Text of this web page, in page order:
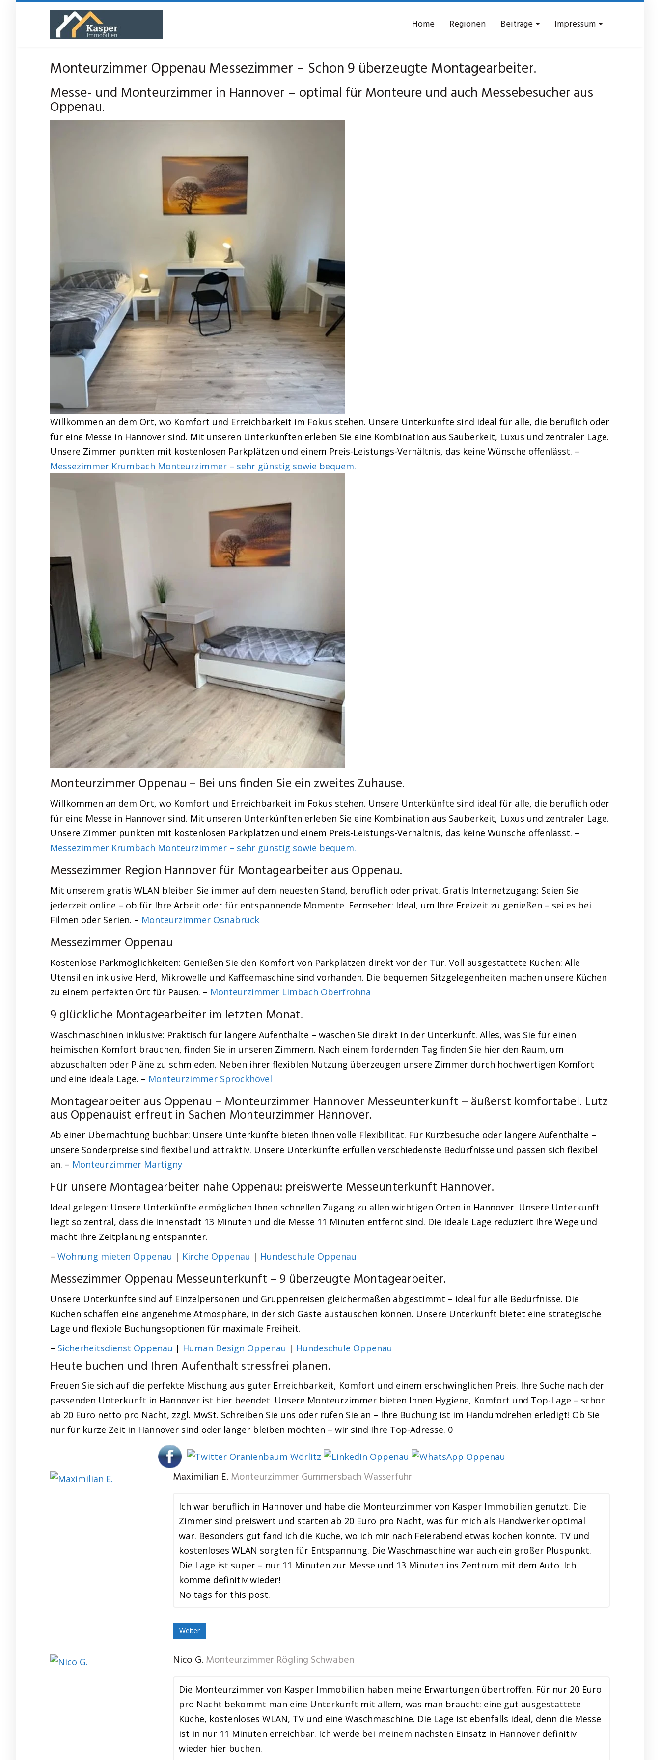
Home Regionen Beiträge Impressum
Monteurzimmer Oppenau Messezimmer – Schon 9 überzeugte Montagearbeiter.
Messe- und Monteurzimmer in Hannover – optimal für Monteure und auch Messebesucher aus
Oppenau.
Willkommen an dem Ort, wo Komfort und Erreichbarkeit im Fokus stehen. Unsere Unterkünfte sind ideal für alle, die beruflich oder
für eine Messe in Hannover sind. Mit unseren Unterkünften erleben Sie eine Kombination aus Sauberkeit, Luxus und zentraler Lage.
Unsere Zimmer punkten mit kostenlosen Parkplätzen und einem Preis-Leistungs-Verhältnis, das keine Wünsche offenlässt. –
Messezimmer Krumbach Monteurzimmer – sehr günstig sowie bequem.
Monteurzimmer Oppenau – Bei uns finden Sie ein zweites Zuhause.
Willkommen an dem Ort, wo Komfort und Erreichbarkeit im Fokus stehen. Unsere Unterkünfte sind ideal für alle, die beruflich oder
für eine Messe in Hannover sind. Mit unseren Unterkünften erleben Sie eine Kombination aus Sauberkeit, Luxus und zentraler Lage.
Unsere Zimmer punkten mit kostenlosen Parkplätzen und einem Preis-Leistungs-Verhältnis, das keine Wünsche offenlässt. –
Messezimmer Krumbach Monteurzimmer – sehr günstig sowie bequem.
Messezimmer Region Hannover für Montagearbeiter aus Oppenau.
Mit unserem gratis WLAN bleiben Sie immer auf dem neuesten Stand, beruflich oder privat. Gratis Internetzugang: Seien Sie
jederzeit online – ob für Ihre Arbeit oder für entspannende Momente. Fernseher: Ideal, um Ihre Freizeit zu genießen – sei es bei
Filmen oder Serien. – Monteurzimmer Osnabrück
Messezimmer Oppenau
Kostenlose Parkmöglichkeiten: Genießen Sie den Komfort von Parkplätzen direkt vor der Tür. Voll ausgestattete Küchen: Alle
Utensilien inklusive Herd, Mikrowelle und Kaffeemaschine sind vorhanden. Die bequemen Sitzgelegenheiten machen unsere Küchen
zu einem perfekten Ort für Pausen. – Monteurzimmer Limbach Oberfrohna
9 glückliche Montagearbeiter im letzten Monat.
Waschmaschinen inklusive: Praktisch für längere Aufenthalte – waschen Sie direkt in der Unterkunft. Alles, was Sie für einen
heimischen Komfort brauchen, finden Sie in unseren Zimmern. Nach einem fordernden Tag finden Sie hier den Raum, um
abzuschalten oder Pläne zu schmieden. Neben ihrer flexiblen Nutzung überzeugen unsere Zimmer durch hochwertigen Komfort
und eine ideale Lage. – Monteurzimmer Sprockhövel
Montagearbeiter aus Oppenau – Monteurzimmer Hannover Messeunterkunft – äußerst komfortabel. Lutz
aus Oppenauist erfreut in Sachen Monteurzimmer Hannover.
Ab einer Übernachtung buchbar: Unsere Unterkünfte bieten Ihnen volle Flexibilität. Für Kurzbesuche oder längere Aufenthalte –
unsere Sonderpreise sind flexibel und attraktiv. Unsere Unterkünfte erfüllen verschiedenste Bedürfnisse und passen sich flexibel
an. – Monteurzimmer Martigny
Für unsere Montagearbeiter nahe Oppenau: preiswerte Messeunterkunft Hannover.
Ideal gelegen: Unsere Unterkünfte ermöglichen Ihnen schnellen Zugang zu allen wichtigen Orten in Hannover. Unsere Unterkunft
liegt so zentral, dass die Innenstadt 13 Minuten und die Messe 11 Minuten entfernt sind. Die ideale Lage reduziert Ihre Wege und
macht Ihre Zeitplanung entspannter.
– Wohnung mieten Oppenau | Kirche Oppenau | Hundeschule Oppenau
Messezimmer Oppenau Messeunterkunft – 9 überzeugte Montagearbeiter.
Unsere Unterkünfte sind auf Einzelpersonen und Gruppenreisen gleichermaßen abgestimmt – ideal für alle Bedürfnisse. Die
Küchen schaffen eine angenehme Atmosphäre, in der sich Gäste austauschen können. Unsere Unterkunft bietet eine strategische
Lage und flexible Buchungsoptionen für maximale Freiheit.
– Sicherheitsdienst Oppenau | Human Design Oppenau | Hundeschule Oppenau
Heute buchen und Ihren Aufenthalt stressfrei planen.
Freuen Sie sich auf die perfekte Mischung aus guter Erreichbarkeit, Komfort und einem erschwinglichen Preis. Ihre Suche nach der
passenden Unterkunft in Hannover ist hier beendet. Unsere Monteurzimmer bieten Ihnen Hygiene, Komfort und Top-Lage – schon
ab 20 Euro netto pro Nacht, zzgl. MwSt. Schreiben Sie uns oder rufen Sie an – Ihre Buchung ist im Handumdrehen erledigt! Ob Sie
nur für kurze Zeit in Hannover sind oder länger bleiben möchten – wir sind Ihre Top-Adresse. 0
Maximilian E. Monteurzimmer Gummersbach Wasserfuhr
Ich war beruflich in Hannover und habe die Monteurzimmer von Kasper Immobilien genutzt. Die
Zimmer sind preiswert und starten ab 20 Euro pro Nacht, was für mich als Handwerker optimal
war. Besonders gut fand ich die Küche, wo ich mir nach Feierabend etwas kochen konnte. TV und
kostenloses WLAN sorgten für Entspannung. Die Waschmaschine war auch ein großer Pluspunkt.
Die Lage ist super – nur 11 Minuten zur Messe und 13 Minuten ins Zentrum mit dem Auto. Ich
komme definitiv wieder!
No tags for this post.
Weiter
Nico G. Monteurzimmer Rögling Schwaben
Die Monteurzimmer von Kasper Immobilien haben meine Erwartungen übertroffen. Für nur 20 Euro
pro Nacht bekommt man eine Unterkunft mit allem, was man braucht: eine gut ausgestattete
Küche, kostenloses WLAN, TV und eine Waschmaschine. Die Lage ist ebenfalls ideal, denn die Messe
ist in nur 11 Minuten erreichbar. Ich werde bei meinem nächsten Einsatz in Hannover definitiv
wieder hier buchen.